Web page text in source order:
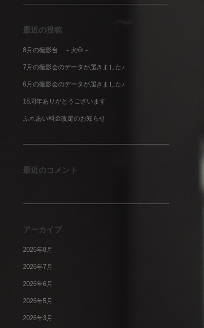
最近の投稿
8月の撮影台 ～犬🐶～
7月の撮影会のデータが届きました♪
6月の撮影会のデータが届きました♪
18周年ありがとうございます
ふれあい料金改定のお知らせ
最近のコメント
アーカイブ
2026年8月
2026年7月
2026年6月
2026年5月
2026年3月